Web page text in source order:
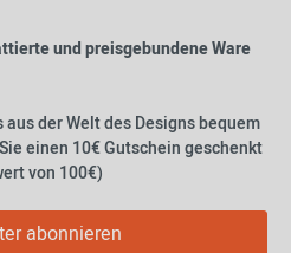
und preisgebundene Ware
der Welt des Designs bequem
einen 10€ Gutschein geschenkt
von 100€)
abonnieren